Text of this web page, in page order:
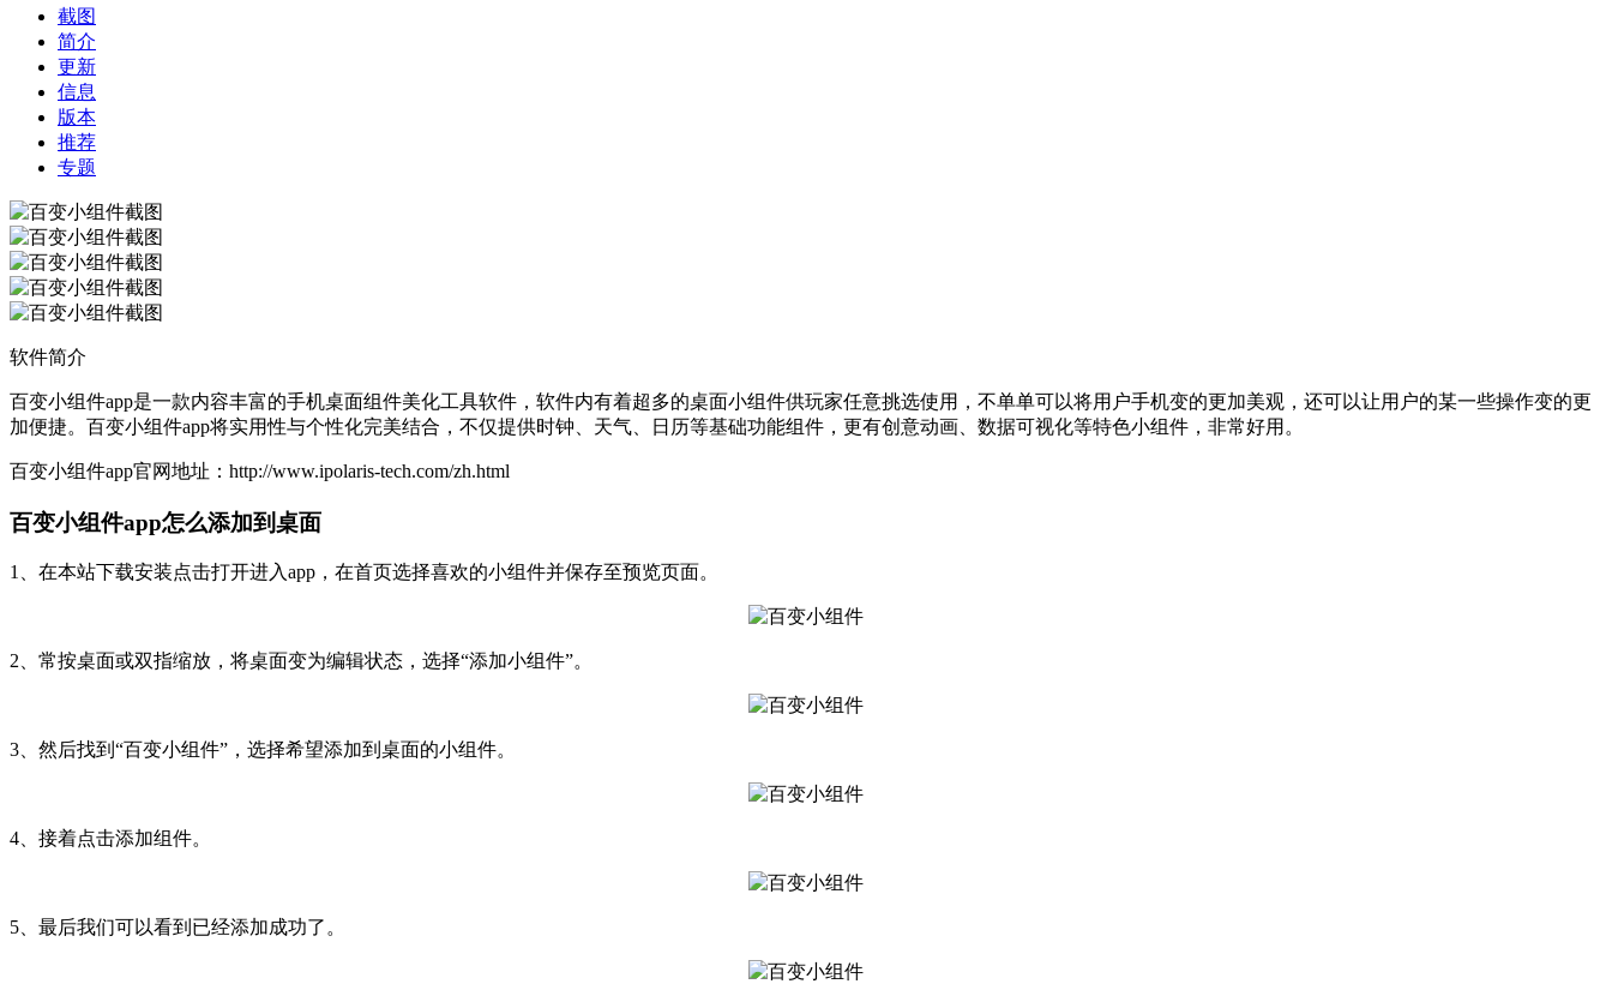
截图
简介
更新
信息
版本
推荐
专题
软件简介
百变小组件app是一款内容丰富的手机桌面组件美化工具软件，软件内有着超多的桌面小组件供玩家任意挑选使用，不单单可以将用户手机变的更加美观，还可以让用户的某一些操作变的更
加便捷。百变小组件app将实用性与个性化完美结合，不仅提供时钟、天气、日历等基础功能组件，更有创意动画、数据可视化等特色小组件，非常好用。
百变小组件app官网地址：http://www.ipolaris-tech.com/zh.html
百变小组件app怎么添加到桌面
1、在本站下载安装点击打开进入app，在首页选择喜欢的小组件并保存至预览页面。
2、常按桌面或双指缩放，将桌面变为编辑状态，选择“添加小组件”。
3、然后找到“百变小组件”，选择希望添加到桌面的小组件。
4、接着点击添加组件。
5、最后我们可以看到已经添加成功了。